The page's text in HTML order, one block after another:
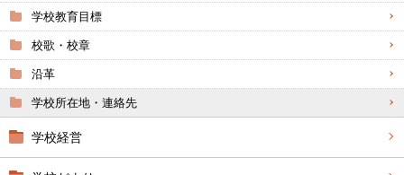
学校教育目標
校歌・校章
沿革
学校所在地・連絡先
学校経営